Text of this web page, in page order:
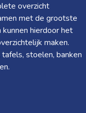
overzicht
met de grootste
hierdoor het
maken.
stoelen, banken